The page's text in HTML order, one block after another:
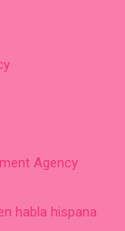
Agency
habla hispana